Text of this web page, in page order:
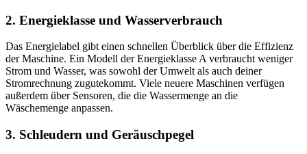
2. Energieklasse und Wasserverbrauch
Das Energielabel gibt einen schnellen Überblick über die Effizienz
der Maschine. Ein Modell der Energieklasse A verbraucht weniger
Strom und Wasser, was sowohl der Umwelt als auch deiner
Stromrechnung zugutekommt. Viele neuere Maschinen verfügen
außerdem über Sensoren, die die Wassermenge an die
Wäschemenge anpassen.
3. Schleudern und Geräuschpegel